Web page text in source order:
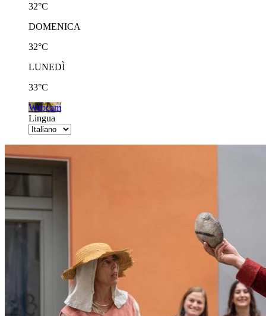
32°C
DOMENICA
32°C
LUNEDÌ
33°C
Webcam
Lingua